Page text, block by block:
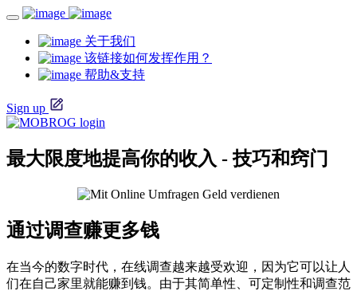
关于我们
该链接如何发挥作用？
帮助&支持
Sign up
最大限度地提高你的收入 - 技巧和窍门
通过调查赚更多钱
在当今的数字时代，在线调查越来越受欢迎，因为它可以让人
们在自己家里就能赚到钱。由于其简单性、可定制性和调查范